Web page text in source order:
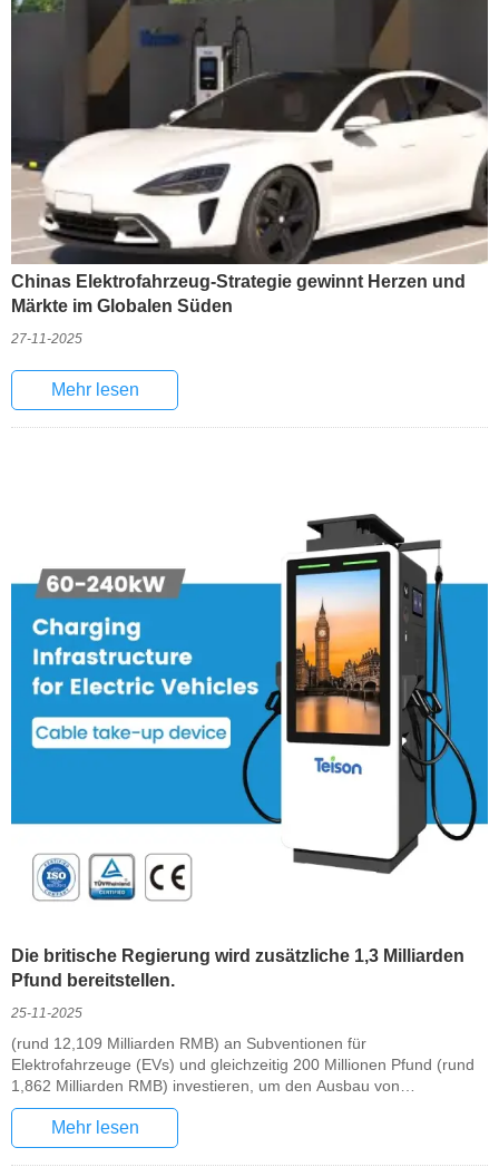
Chinas Elektrofahrzeug-Strategie gewinnt Herzen und
Märkte im Globalen Süden
27-11-2025
Mehr lesen
Die britische Regierung wird zusätzliche 1,3 Milliarden
Pfund bereitstellen.
25-11-2025
(rund 12,109 Milliarden RMB) an Subventionen für
Elektrofahrzeuge (EVs) und gleichzeitig 200 Millionen Pfund (rund
1,862 Milliarden RMB) investieren, um den Ausbau von
Ladestationen zu beschleunigen und so den Übergang der
Automobilindustrie zu emissionsfreier Produktion weiter
voranzutreiben.
Mehr lesen